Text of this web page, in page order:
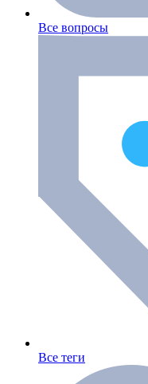
Все вопросы
Все теги